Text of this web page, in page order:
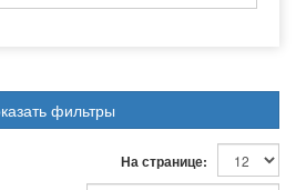
фильтры
На странице: